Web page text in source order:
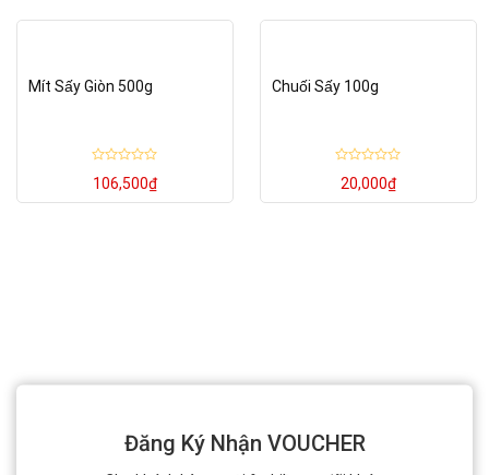
Mít Sấy Giòn 500g
0
out
106,500₫
Chuối Sấy 100g
0
out
20,000₫
Đăng Ký Nhận VOUCHER